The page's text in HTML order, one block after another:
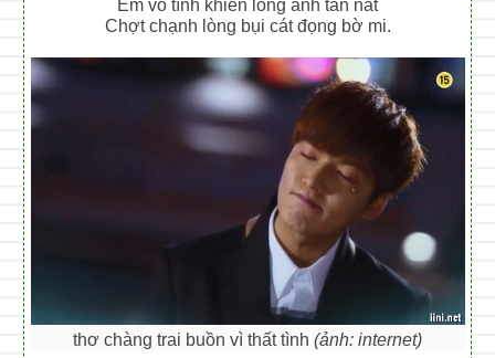
Em vô tình khiến lòng anh tan nát
Chợt chạnh lòng bụi cát đọng bờ mi.
thơ chàng trai buồn vì thất tình (ảnh: internet)